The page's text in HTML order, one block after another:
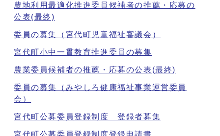
農地利用最適化推進委員候補者の推薦・応募の
公表(最終)
委員の募集（宮代町児童福祉審議会）
宮代町小中一貫教育推進委員の募集
農業委員候補者の推薦・応募の公表(最終)
委員の募集（みやしろ健康福祉事業運営委員
会）
宮代町公募委員登録制度 登録者募集